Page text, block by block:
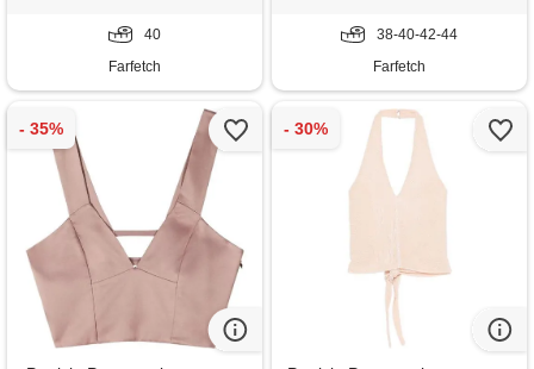
40
Farfetch
38-40-42-44
Farfetch